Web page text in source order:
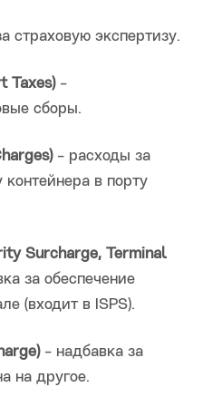
страховую экспертизу.
Taxes)-
сборы.
- расходы за
в порту
Surcharge, Terminal
за обеспечение
(входит в ISPS).
- надбавка за
на другое.